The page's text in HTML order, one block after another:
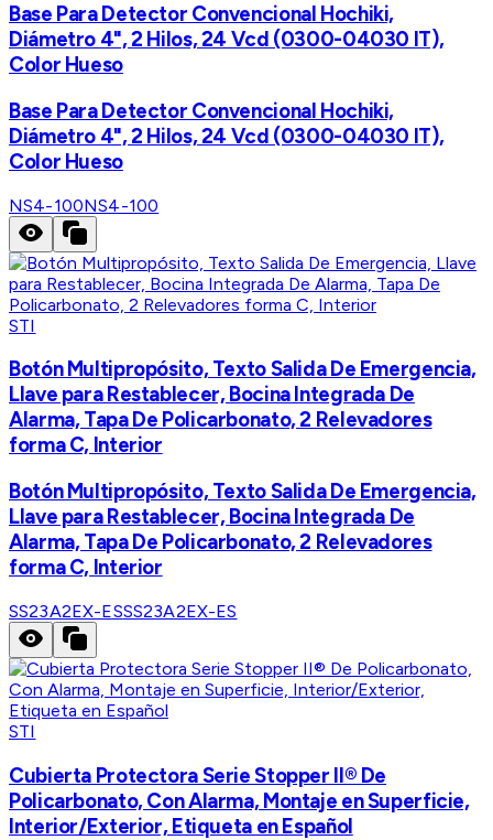
Base Para Detector Convencional Hochiki,
Diámetro 4", 2 Hilos, 24 Vcd (0300-04030 IT),
Color Hueso
Base Para Detector Convencional Hochiki,
Diámetro 4", 2 Hilos, 24 Vcd (0300-04030 IT),
Color Hueso
NS4-100NS4-100
STI
Botón Multipropósito, Texto Salida De Emergencia,
Llave para Restablecer, Bocina Integrada De
Alarma, Tapa De Policarbonato, 2 Relevadores
forma C, Interior
Botón Multipropósito, Texto Salida De Emergencia,
Llave para Restablecer, Bocina Integrada De
Alarma, Tapa De Policarbonato, 2 Relevadores
forma C, Interior
SS23A2EX-ESSS23A2EX-ES
STI
Cubierta Protectora Serie Stopper II® De
Policarbonato, Con Alarma, Montaje en Superficie,
Interior/Exterior, Etiqueta en Español